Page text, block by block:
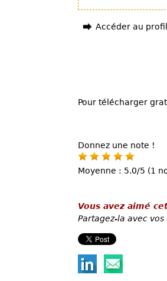
Accéder au
Pour télécharger
Donnez une note !
Moyenne : 5.0/5 (1
Vous avez aimé
Partagez-la avec